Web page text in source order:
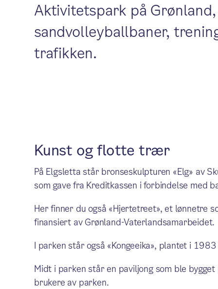
Aktivitetspark på
sandvolleyballbaner,
trafikken.
Kunst og flotte trær
På Elgsletta står bronseskulpturen «Elg» av
som gave fra Kreditkassen i forbindelse med
Her finner du også «Hjertetreet», et lønnetre
finansiert av Grønland-Vaterlandsamarbeidet.
I parken står også «Kongeeika», plantet i
Midt i parken står en paviljong som ble
brukere av parken.